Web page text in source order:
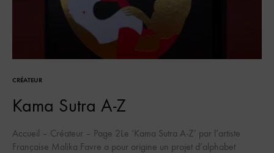
CRÉATEUR
Kama Sutra A-Z
Accueil – Créateur – Page 2Le ‘Kama Sutra A-Z’ par l’artiste
Française Malika Favre a pour origine un projet d’alphabet